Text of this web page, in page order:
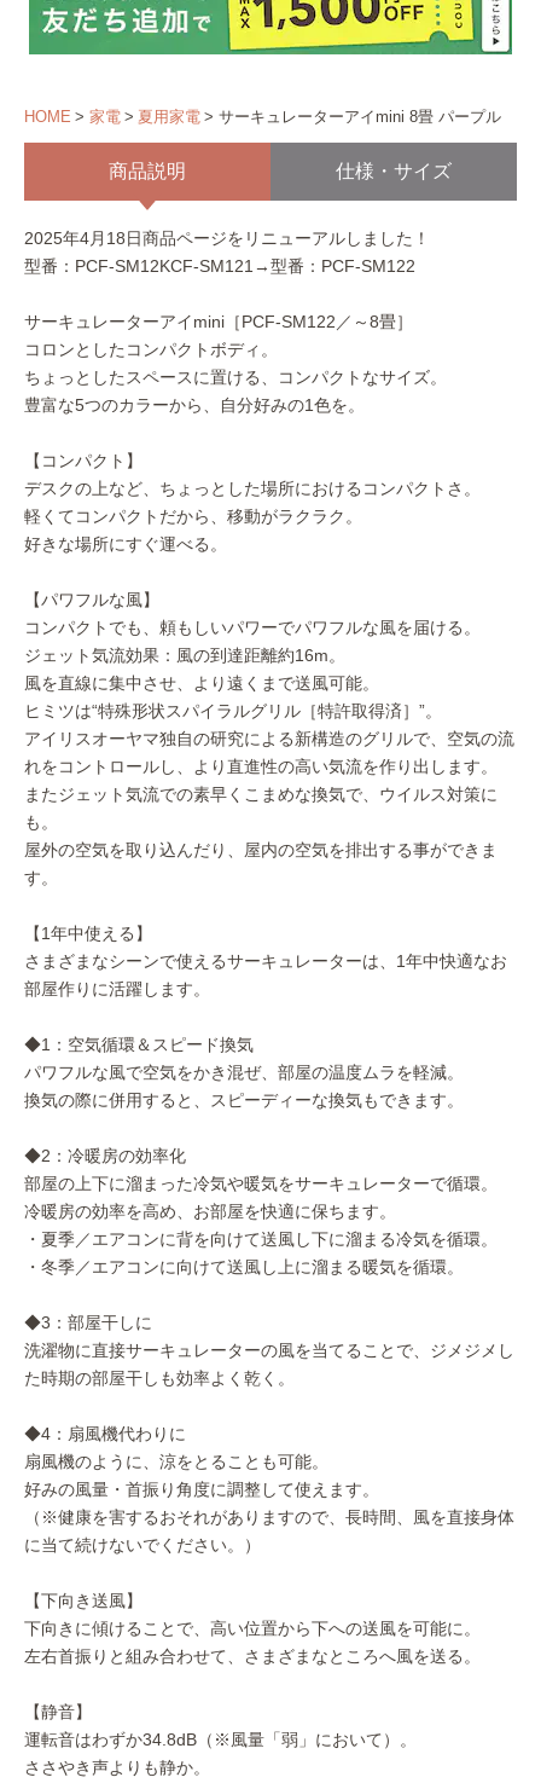
HOME 家電 夏用家電 サーキュレーターアイmini 8畳 パープル
商品説明 仕様・サイズ
2025年4月18日商品ページをリニューアルしました！
型番：PCF-SM12KCF-SM121→型番：PCF-SM122
サーキュレーターアイmini［PCF-SM122／～8畳］
コロンとしたコンパクトボディ。
ちょっとしたスペースに置ける、コンパクトなサイズ。
豊富な5つのカラーから、自分好みの1色を。
【コンパクト】
デスクの上など、ちょっとした場所におけるコンパクトさ。
軽くてコンパクトだから、移動がラクラク。
好きな場所にすぐ運べる。
【パワフルな風】
コンパクトでも、頼もしいパワーでパワフルな風を届ける。
ジェット気流効果：風の到達距離約16m。
風を直線に集中させ、より遠くまで送風可能。
ヒミツは“特殊形状スパイラルグリル［特許取得済］”。
アイリスオーヤマ独自の研究による新構造のグリルで、空気の流
れをコントロールし、より直進性の高い気流を作り出します。
またジェット気流での素早くこまめな換気で、ウイルス対策に
も。
屋外の空気を取り込んだり、屋内の空気を排出する事ができま
す。
【1年中使える】
さまざまなシーンで使えるサーキュレーターは、1年中快適なお
部屋作りに活躍します。
◆1：空気循環＆スピード換気
パワフルな風で空気をかき混ぜ、部屋の温度ムラを軽減。
換気の際に併用すると、スピーディーな換気もできます。
◆2：冷暖房の効率化
部屋の上下に溜まった冷気や暖気をサーキュレーターで循環。
冷暖房の効率を高め、お部屋を快適に保ちます。
・夏季／エアコンに背を向けて送風し下に溜まる冷気を循環。
・冬季／エアコンに向けて送風し上に溜まる暖気を循環。
◆3：部屋干しに
洗濯物に直接サーキュレーターの風を当てることで、ジメジメし
た時期の部屋干しも効率よく乾く。
◆4：扇風機代わりに
扇風機のように、涼をとることも可能。
好みの風量・首振り角度に調整して使えます。
（※健康を害するおそれがありますので、長時間、風を直接身体
に当て続けないでください。）
【下向き送風】
下向きに傾けることで、高い位置から下への送風を可能に。
左右首振りと組み合わせて、さまざまなところへ風を送る。
【静音】
運転音はわずか34.8dB（※風量「弱」において）。
ささやき声よりも静か。